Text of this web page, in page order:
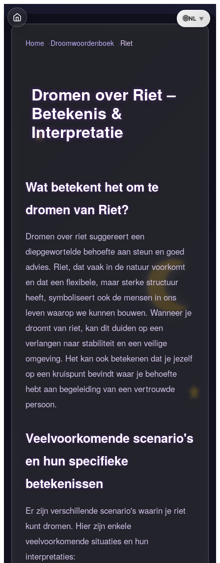
NL
Home Droomwoordenboek Riet
Dromen over Riet –
Betekenis &
Interpretatie
Wat betekent het om te
dromen van Riet?
Dromen over riet suggereert een
diepgewortelde behoefte aan steun en goed
advies. Riet, dat vaak in de natuur voorkomt
en dat een flexibele, maar sterke structuur
heeft, symboliseert ook de mensen in ons
leven waarop we kunnen bouwen. Wanneer je
droomt van riet, kan dit duiden op een
verlangen naar stabiliteit en een veilige
omgeving. Het kan ook betekenen dat je jezelf
op een kruispunt bevindt waar je behoefte
hebt aan begeleiding van een vertrouwde
persoon.
Veelvoorkomende scenario's
en hun specifieke
betekenissen
Er zijn verschillende scenario's waarin je riet
kunt dromen. Hier zijn enkele
veelvoorkomende situaties en hun
interpretaties: